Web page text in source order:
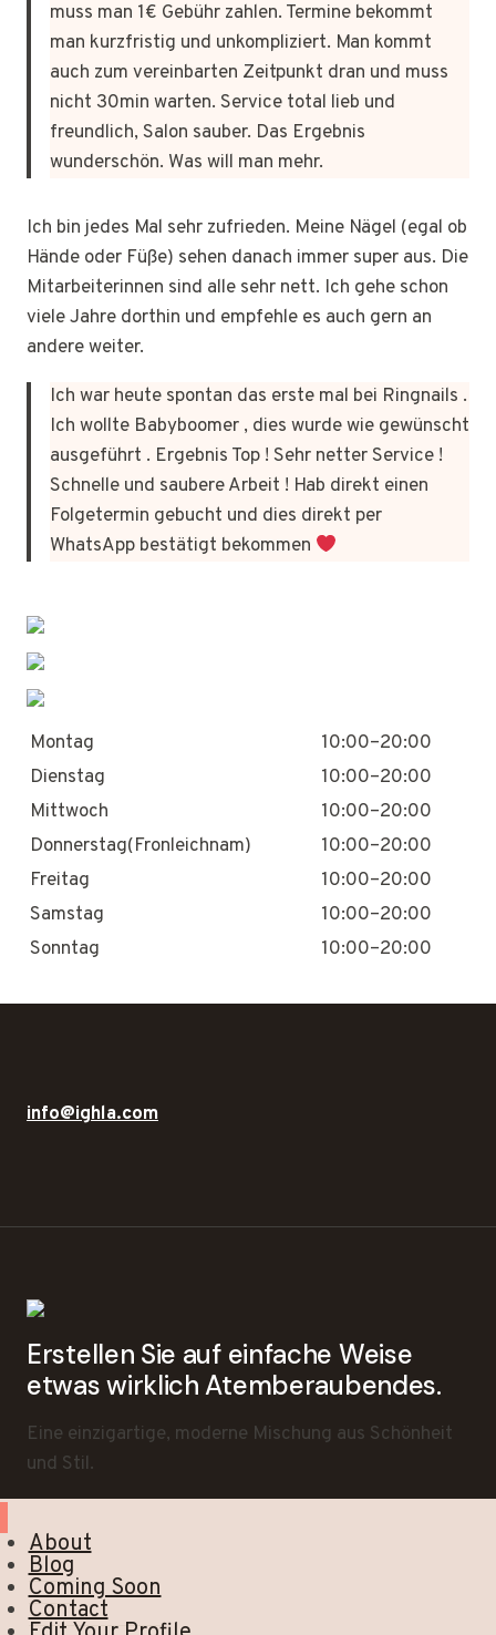
muss man 1€ Gebühr zahlen. Termine bekommt
man kurzfristig und unkompliziert. Man kommt
auch zum vereinbarten Zeitpunkt dran und muss
nicht 30min warten. Service total lieb und
freundlich, Salon sauber. Das Ergebnis
wunderschön. Was will man mehr.
Ich bin jedes Mal sehr zufrieden. Meine Nägel (egal ob
Hände oder Füße) sehen danach immer super aus. Die
Mitarbeiterinnen sind alle sehr nett. Ich gehe schon
viele Jahre dorthin und empfehle es auch gern an
andere weiter.
Ich war heute spontan das erste mal bei Ringnails .
Ich wollte Babyboomer , dies wurde wie gewünscht
ausgeführt . Ergebnis Top ! Sehr netter Service !
Schnelle und saubere Arbeit ! Hab direkt einen
Folgetermin gebucht und dies direkt per
WhatsApp bestätigt bekommen
Montag
10:00–20:00
Dienstag
10:00–20:00
Mittwoch
10:00–20:00
Donnerstag(Fronleichnam)
10:00–20:00
Freitag
10:00–20:00
Samstag
10:00–20:00
Sonntag
10:00–20:00
info@ighla.com
Erstellen Sie auf einfache Weise
etwas wirklich Atemberaubendes.
Eine einzigartige, moderne Mischung aus Schönheit
und Stil.
About
Blog
Coming Soon
Contact